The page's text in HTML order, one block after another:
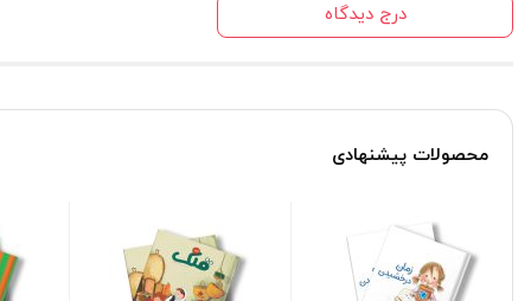
درج دیدگاه
محصولات پیشنهادی